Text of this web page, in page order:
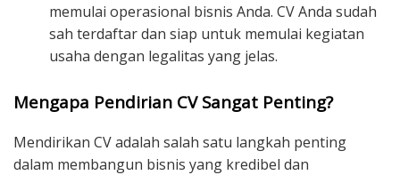
memulai operasional bisnis Anda. CV Anda sudah
sah terdaftar dan siap untuk memulai kegiatan
usaha dengan legalitas yang jelas.
Mengapa Pendirian CV Sangat Penting?
Mendirikan CV adalah salah satu langkah penting
dalam membangun bisnis yang kredibel dan